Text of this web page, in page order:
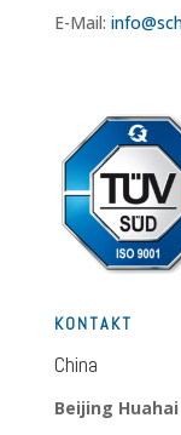
E-Mail: info@
KONTAKT
China
Beijing